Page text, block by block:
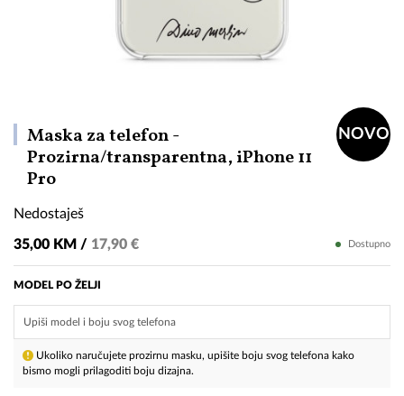
Maska za telefon -
Prozirna/transparentna, iPhone 11
ProNedostaješ
NOVO
Nedostaješ
35,00 KM / 17,90 € Dostupno
MODEL PO ŽELJI
Ukoliko naručujete prozirnu masku, upišite boju svog telefona kako
bismo mogli prilagoditi boju dizajna.